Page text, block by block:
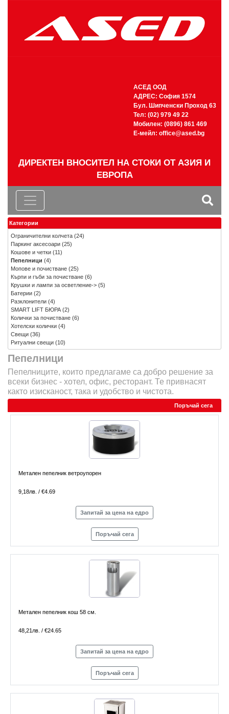
АСЕД ООД
АДРЕС: София 1574
Бул. Шипченски Проход 63
Тел: (02) 979 49 22
Мобилен: (0896) 861 469
Е-мейл: office@ased.bg
ДИРЕКТЕН ВНОСИТЕЛ НА СТОКИ ОТ АЗИЯ И
ЕВРОПА
Пепелници
Пепелниците, които предлагаме са добро решение за
всеки бизнес - хотел, офис, ресторант. Те привнасят
както изисканост, така и удобство и чистота.
Поръчай сега
Метален пепелник ветроупорен
9,18лв. / €4.69
Запитай за цена на едро
Поръчай сега
Метален пепелник кош 58 см.
48,21лв. / €24.65
Запитай за цена на едро
Поръчай сега
Категории
Ограничителни колчета (24)
Паркинг аксесоари (25)
Кошове и четки (11)
Пепелници (4)
Мопове и почистване (25)
Кърпи и гъби за почистване (6)
Крушки и лампи за осветление-> (5)
Батерии (2)
Разклонители (4)
SMART LIFT БЮРА(2)
Колички за почистване (6)
Хотелски колички (4)
Свещи (36)
Ритуални свещи (10)